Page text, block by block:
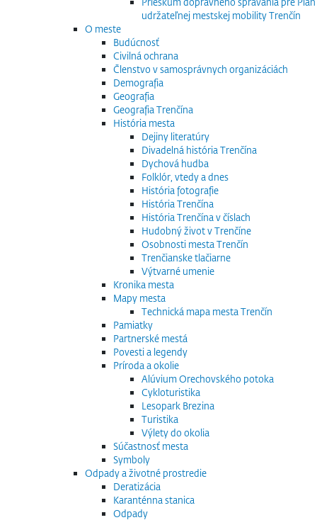
udržateľnej mestskej mobility Trenčín
O meste
Budúcnosť
Civilná ochrana
Členstvo v samosprávnych organizáciách
Demografia
Geografia
Geografia Trenčína
História mesta
Dejiny literatúry
Divadelná história Trenčína
Dychová hudba
Folklór, vtedy a dnes
História fotografie
História Trenčína
História Trenčína v číslach
Hudobný život v Trenčíne
Osobnosti mesta Trenčín
Trenčianske tlačiarne
Výtvarné umenie
Kronika mesta
Mapy mesta
Technická mapa mesta Trenčín
Pamiatky
Partnerské mestá
Povesti a legendy
Príroda a okolie
Alúvium Orechovského potoka
Cykloturistika
Lesopark Brezina
Turistika
Výlety do okolia
Súčastnosť mesta
Symboly
Odpady a životné prostredie
Deratizácia
Karanténna stanica
Odpady